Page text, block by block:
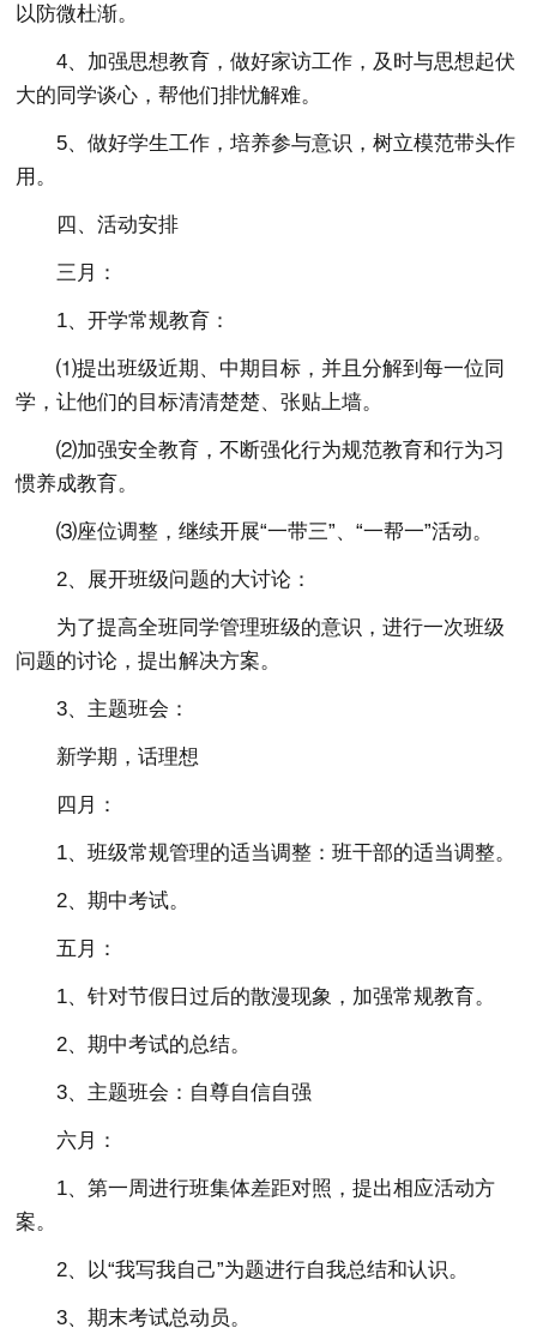
以防微杜渐。
4、加强思想教育，做好家访工作，及时与思想起伏
大的同学谈心，帮他们排忧解难。
5、做好学生工作，培养参与意识，树立模范带头作
用。
四、活动安排
三月：
1、开学常规教育：
⑴提出班级近期、中期目标，并且分解到每一位同
学，让他们的目标清清楚楚、张贴上墙。
⑵加强安全教育，不断强化行为规范教育和行为习
惯养成教育。
⑶座位调整，继续开展“一带三”、“一帮一”活动。
2、展开班级问题的大讨论：
为了提高全班同学管理班级的意识，进行一次班级
问题的讨论，提出解决方案。
3、主题班会：
新学期，话理想
四月：
1、班级常规管理的适当调整：班干部的适当调整。
2、期中考试。
五月：
1、针对节假日过后的散漫现象，加强常规教育。
2、期中考试的总结。
3、主题班会：自尊自信自强
六月：
1、第一周进行班集体差距对照，提出相应活动方
案。
2、以“我写我自己”为题进行自我总结和认识。
3、期末考试总动员。